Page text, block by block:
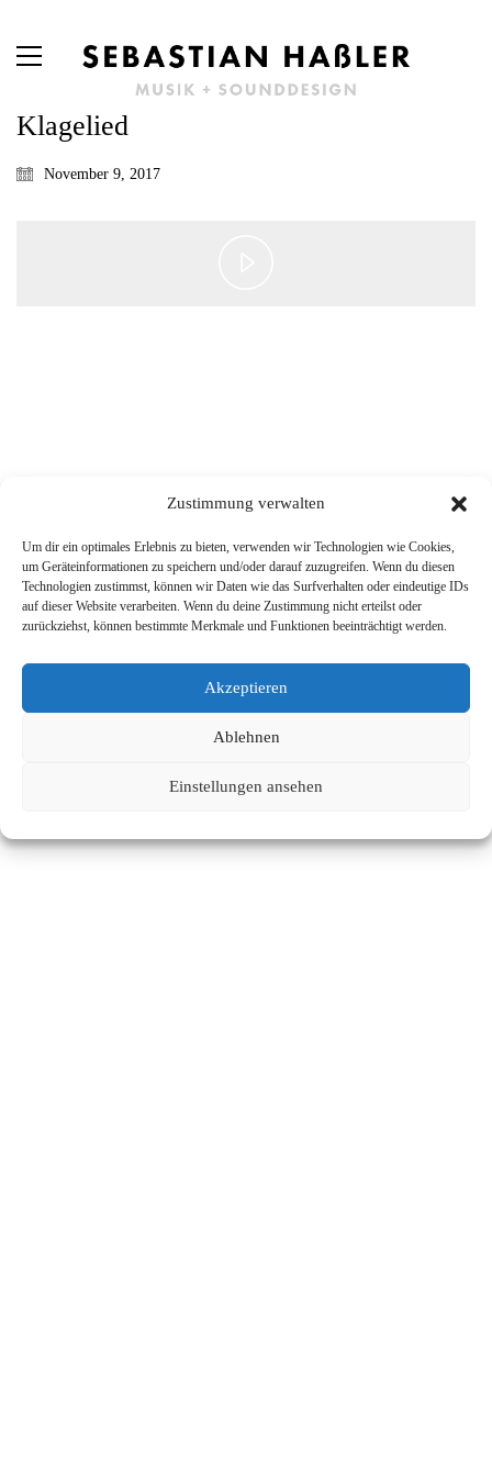
Zustimmung verwalten
Um dir ein optimales Erlebnis zu bieten, verwenden wir Technologien wie Cookies,
um Geräteinformationen zu speichern und/oder darauf zuzugreifen. Wenn du diesen
Technologien zustimmst, können wir Daten wie das Surfverhalten oder eindeutige IDs
auf dieser Website verarbeiten. Wenn du deine Zustimmung nicht erteilst oder
zurückziehst, können bestimmte Merkmale und Funktionen beeinträchtigt werden.
Akzeptieren
Ablehnen
Einstellungen ansehen
Klagelied
November 9, 2017